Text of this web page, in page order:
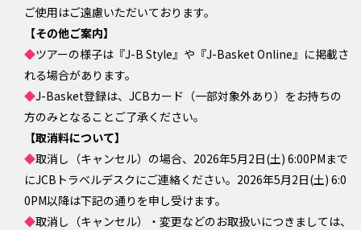
ご使用はご遠慮いただいております。
【その他ご案内】
◆ツアーの様子は『J-B Style』や『J-Basket Online』に掲載さ
れる場合があります。
◆J-Basket登録は、JCBカード（一部対象外あり）をお持ちの
方のみとなることご了承ください。
【取消料について】
◆取消し（キャンセル） の場合、2026年5月2日(土) 6:00PMまで
にJCBトラベルデスクにご連絡ください。2026年5月2日(土) 6:0
0PM以降は下記の通りを申し受けます。
◆取消し（キャンセル）・変更などのお取扱いにつきましては、